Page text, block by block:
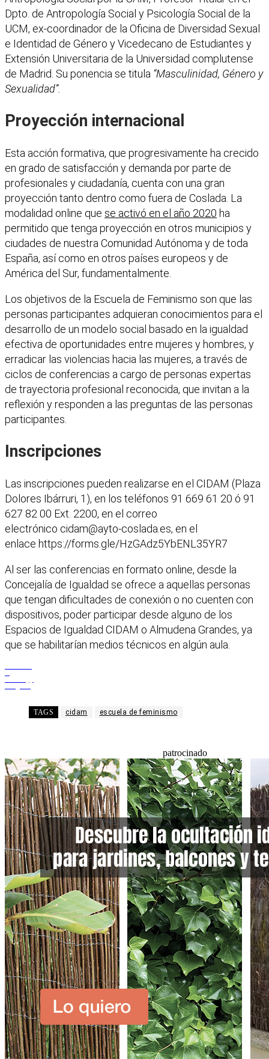
Dpto. de Antropología Social y Psicología Social de la
UCM, ex-coordinador de la Oficina de Diversidad Sexual
e Identidad de Género y Vicedecano de Estudiantes y
Extensión Universitaria de la Universidad complutense
de Madrid. Su ponencia se titula “Masculinidad, Género y
Sexualidad”.
Proyección internacional
Esta acción formativa, que progresivamente ha crecido
en grado de satisfacción y demanda por parte de
profesionales y ciudadanía, cuenta con una gran
proyección tanto dentro como fuera de Coslada. La
modalidad online que se activó en el año 2020 ha
permitido que tenga proyección en otros municipios y
ciudades de nuestra Comunidad Autónoma y de toda
España, así como en otros países europeos y de
América del Sur, fundamentalmente.
Los objetivos de la Escuela de Feminismo son que las
personas participantes adquieran conocimientos para el
desarrollo de un modelo social basado en la igualdad
efectiva de oportunidades entre mujeres y hombres, y
erradicar las violencias hacia las mujeres, a través de
ciclos de conferencias a cargo de personas expertas
de trayectoria profesional reconocida, que invitan a la
reflexión y responden a las preguntas de las personas
participantes.
Inscripciones
Las inscripciones pueden realizarse en el CIDAM (Plaza
Dolores Ibárruri, 1), en los teléfonos 91 669 61 20 ó 91
627 82 00 Ext. 2200, en el correo
electrónico cidam@ayto-coslada.es, en el
enlace https://forms.gle/HzGAdz5YbENL35YR7
Al ser las conferencias en formato online, desde la
Concejalía de Igualdad se ofrece a aquellas personas
que tengan dificultades de conexión o no cuenten con
dispositivos, poder participar desde alguno de los
Espacios de Igualdad CIDAM o Almudena Grandes, ya
que se habilitarían medios técnicos en algún aula.
TAGS cidam escuela de feminismo
patrocinado